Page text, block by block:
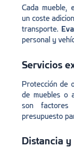
Cada mueble,
un coste
transporte.
personal y
Servicios
Protección de
de muebles o
son
presupuesto
Distancia